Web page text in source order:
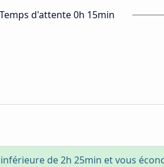
Temps d'attente 0h 15min
de 2h 25min et vous